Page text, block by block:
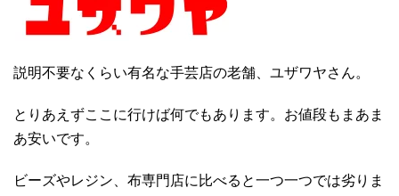
説明不要なくらい有名な手芸店の老舗、ユザワヤさん。
とりあえずここに行けば何でもあります。お値段もまあま
あ安いです。
ビーズやレジン、布専門店に比べると一つ一つでは劣りま